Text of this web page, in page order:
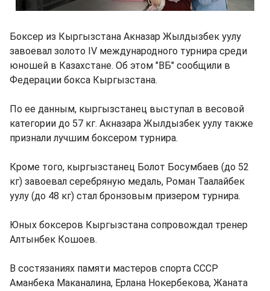
Боксер из Кыргызстана Акназар Жылдызбек уулу
завоевал золото IV международного турнира среди
юношей в Казахстане. Об этом "ВБ" сообщили в
Федерации бокса Кыргызстана.
По ее данным, кыргызстанец выступал в весовой
категории до 57 кг. Акназара Жылдызбек уулу также
признали лучшим боксером турнира.
Кроме того, кыргызстанец Болот Босумбаев (до 52
кг) завоевал серебряную медаль, Роман Таалайбек
уулу (до 48 кг) стал бронзовым призером турнира.
Юных боксеров Кыргызстана сопровождал тренер
Алтынбек Кошоев.
В состязаниях памяти мастеров спорта СССР
Аманбека Маканалина, Ерлана Нокербекова, Жаната